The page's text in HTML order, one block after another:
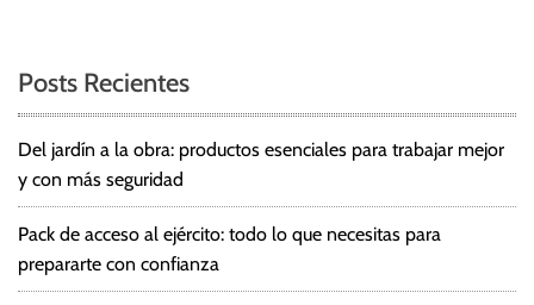
Posts Recientes
Del jardín a la obra: productos esenciales para trabajar mejor
y con más seguridad
Pack de acceso al ejército: todo lo que necesitas para
prepararte con confianza